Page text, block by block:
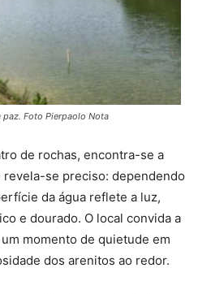
paz. Foto Pierpaolo Nota
de rochas, encontra-se a
revela-se preciso: dependendo
da água reflete a luz,
e dourado. O local convida a
momento de quietude em
dos arenitos ao redor.